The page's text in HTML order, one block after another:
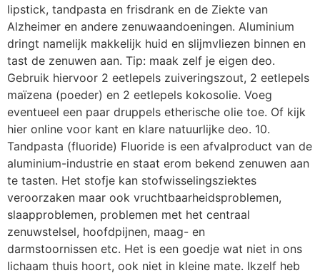
lipstick, tandpasta en frisdrank en de Ziekte van
Alzheimer en andere zenuwaandoeningen. Aluminium
dringt namelijk makkelijk huid en slijmvliezen binnen en
tast de zenuwen aan. Tip: maak zelf je eigen deo.
Gebruik hiervoor 2 eetlepels zuiveringszout, 2 eetlepels
maïzena (poeder) en 2 eetlepels kokosolie. Voeg
eventueel een paar druppels etherische olie toe. Of kijk
hier online voor kant en klare natuurlijke deo. 10.
Tandpasta (fluoride) Fluoride is een afvalproduct van de
aluminium-industrie en staat erom bekend zenuwen aan
te tasten. Het stofje kan stofwisselingsziektes
veroorzaken maar ook vruchtbaarheidsproblemen,
slaapproblemen, problemen met het centraal
zenuwstelsel, hoofdpijnen, maag- en
darmstoornissen etc. Het is een goedje wat niet in ons
lichaam thuis hoort, ook niet in kleine mate. Ikzelf heb